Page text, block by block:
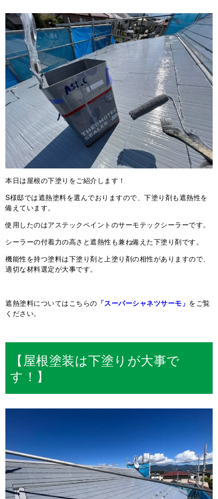
本日は屋根の下塗りをご紹介します！
S様邸では遮熱塗料を選んでおりますので、下塗り剤も遮熱性を
備えています。
使用したのはアステックペイントのサーモテックシーラーです。
シーラーの付着力の高さと遮熱性も兼ね備えた下塗り剤です。
機能性を持つ塗料は下塗り剤と上塗り剤の相性がありますので、
適切な材料選定が大事です。
遮熱塗料についてはこちらの 「スーパーシャネツサーモ」 をご覧
ください。
【屋根塗装は下塗りが大事で
す！】